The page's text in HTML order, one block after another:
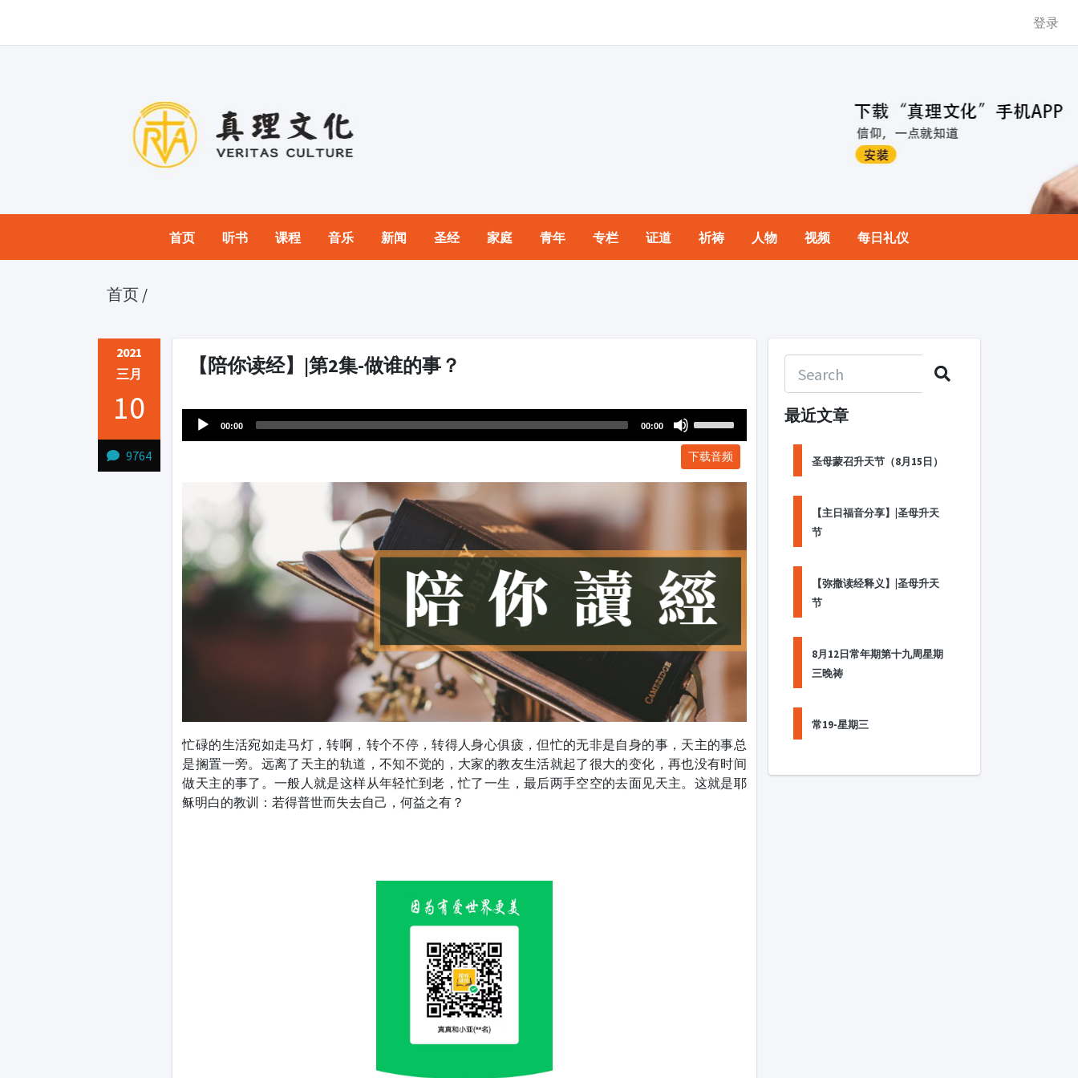
登录
首页 听书 课程 音乐 新闻 圣经 家庭 青年 专栏 证道 祈祷 人物 视频 每日礼仪
首页 /
2021
三月
10
9764
【陪你读经】|第2集-做谁的事？
Player
00:00 00:00
Arrow
decrease
volume.
下载音频
忙碌的生活宛如走马灯，转啊，转个不停，转得人身心俱疲，但忙的无非是自身的事，天主的事总
是搁置一旁。远离了天主的轨道，不知不觉的，大家的教友生活就起了很大的变化，再也没有时间
做天主的事了。一般人就是这样从年轻忙到老，忙了一生，最后两手空空的去面见天主。这就是耶
稣明白的教训：若得普世而失去自己，何益之有？
最近文章
圣母蒙召升天节（8月15日）
【主日福音分享】|圣母升天
节
【弥撒读经释义】|圣母升天
节
8月12日常年期第十九周星期
三晚祷
常19-星期三